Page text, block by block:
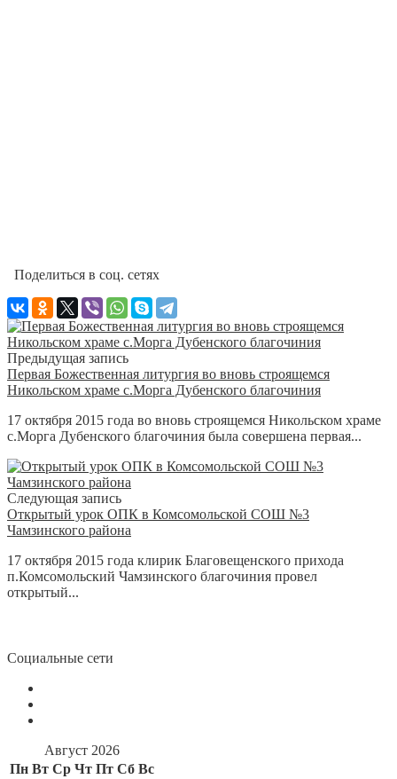
Поделиться в соц. сетях
Предыдущая запись
Первая Божественная литургия во вновь строящемся
Никольском храме с.Морга Дубенского благочиния
17 октября 2015 года во вновь строящемся Никольском храме
с.Морга Дубенского благочиния была совершена первая...
Следующая запись
Открытый урок ОПК в Комсомольской СОШ №3
Чамзинского района
17 октября 2015 года клирик Благовещенского прихода
п.Комсомольский Чамзинского благочиния провел
открытый...
Социальные сети
Август 2026
Пн Вт Ср Чт Пт Сб Вс